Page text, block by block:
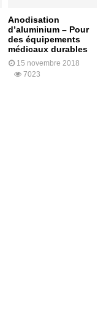
Anodisation
d’aluminium – Pour
des équipements
médicaux durables
15 novembre 2018
7023